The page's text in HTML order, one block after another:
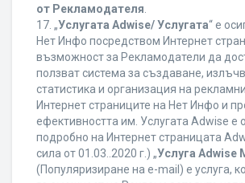
от Рекламодателя
17. „Услугата Adwise/ Услугата“ е
Нет Инфо посредством Интернет
възможност за Рекламодатели да
ползват система за създаване,
статистика и организация на
Интернет страниците на Нет Инфо и
ефективността им. Услугата Adwise е
подробно на Интернет страницата
сила от 01.03..2020 г.) „Услуга Adwise
(Популяризиране на e-mail) е услуга,